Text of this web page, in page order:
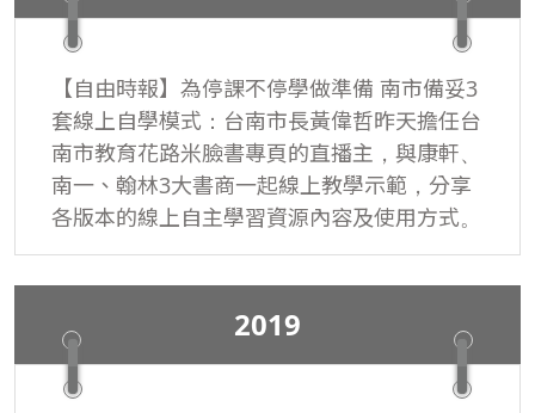
【自由時報】為停課不停學做準備 南市備妥3
套線上自學模式：台南市長黃偉哲昨天擔任台
南市教育花路米臉書專頁的直播主，與康軒、
南一、翰林3大書商一起線上教學示範，分享
各版本的線上自主學習資源內容及使用方式。
2019